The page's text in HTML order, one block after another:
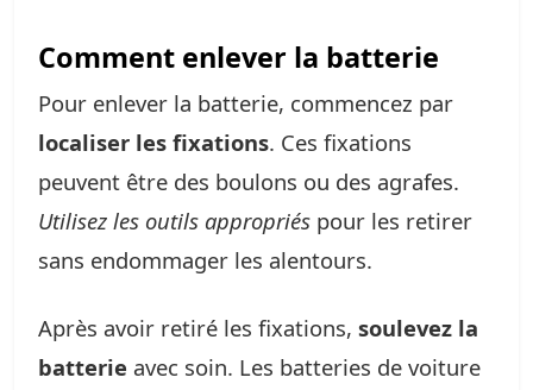
Comment enlever la batterie
Pour enlever la batterie, commencez par
localiser les fixations. Ces fixations
peuvent être des boulons ou des agrafes.
Utilisez les outils appropriés pour les retirer
sans endommager les alentours.
Après avoir retiré les fixations, soulevez la
batterie avec soin. Les batteries de voiture